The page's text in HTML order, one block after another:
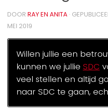
DOOR RAY EN ANITA ·
MEI 2019
Willen jullie een
kunnen we jullie SDC
veel stellen en altijd
naar SDC te gaan,